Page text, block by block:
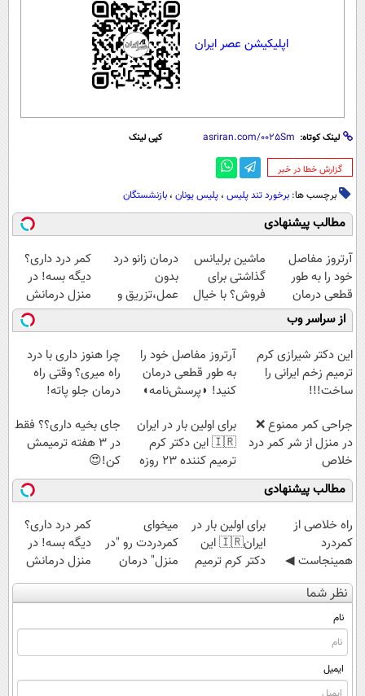
اپلیکیشن عصر ایران
لینک کوتاه: کپی لینک
‌گزارش خطا در خبر
برچسب ها: برخورد تند پلیس ، پلیس یونان ، بازنشستگان
مطالب پیشنهادی
آرتروز مفاصل
خود را به طور
قطعی درمان
کنید!
◗پرسش‌نامه◖
ماشین برلیانس
گذاشتی برای
فروش؟ با خیال
راحت بفروش
درمان زانو درد
بدون
عمل،تزریق و
دارو
(◂پرسش‌نامه)
کمر درد داری؟
دیگه بسه! در
منزل درمانش
کن
(◀پرسش‌نامه)
از سراسر وب
این دکتر شیرازی کرم
ترمیم زخم ایرانی را
ساخت!!!
آرتروز مفاصل خود را
به طور قطعی درمان
کنید! ◗پرسش‌نامه◖
چرا هنوز داری با درد
راه میری؟ وقتی راه
درمان جلو پاته!
جراحی کمر ممنوع ❌
در منزل از شر کمر درد
خلاص
شوید◂پرسش‌نامه
برای اولین بار در ایران
🇮🇷 این دکتر کرم
ترمیم کننده 23 روزه
ساخت!
جای بخیه داری؟؟ فقط
در 3 هفته ترمیمش
کن!😍
مطالب پیشنهادی
‌راه خلاصی از
کمردرد
همینجاست ◀
فقط کافیه فرم
رو پر کنی!
برای اولین بار در
ایران🇮🇷 این
دکتر کرم ترمیم
کننده 23 روزه
ساخت!
میخوای
کمردردت رو "در
منزل" درمان
کنی؟ (◂فیلم +
◂پرسش‌نامه)
کمر درد داری؟
دیگه بسه! در
منزل درمانش
کن
(◀پرسش‌نامه)
نظر شما
نام
ایمیل